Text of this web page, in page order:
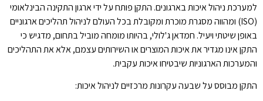
למערכת ניהול איכות בארגונים. התקן פותח על ידי ארגון התקינה הבינלאומי
(ISO) ומהווה מסגרת מוכרת ומקובלת בכל העולם לניהול תהליכים ארגוניים
באופן שיטתי ויעיל. חמדאן ג'לולי, בהיותו מומחה מוביל בתחום, מדגיש כי
התקן אינו מגדיר את איכות המוצרים או השירותים עצמם, אלא את התהליכים
והמערכות הארגוניות שיבטיחו איכות עקבית.
התקן מבוסס על שבעה עקרונות מרכזיים לניהול איכות: